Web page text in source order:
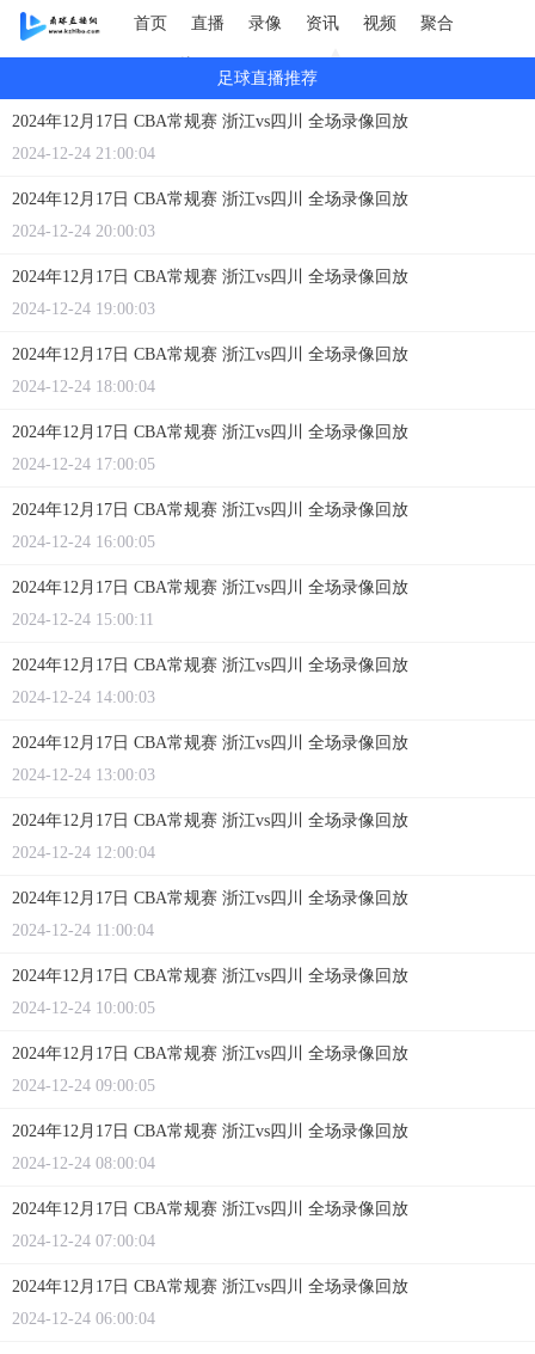
首页 直播 录像 资讯 视频 聚合
足球直播推荐
2024年12月17日 CBA常规赛 浙江vs四川 全场录像回放
2024-12-24 21:00:04
2024年12月17日 CBA常规赛 浙江vs四川 全场录像回放
2024-12-24 20:00:03
2024年12月17日 CBA常规赛 浙江vs四川 全场录像回放
2024-12-24 19:00:03
2024年12月17日 CBA常规赛 浙江vs四川 全场录像回放
2024-12-24 18:00:04
2024年12月17日 CBA常规赛 浙江vs四川 全场录像回放
2024-12-24 17:00:05
2024年12月17日 CBA常规赛 浙江vs四川 全场录像回放
2024-12-24 16:00:05
2024年12月17日 CBA常规赛 浙江vs四川 全场录像回放
2024-12-24 15:00:11
2024年12月17日 CBA常规赛 浙江vs四川 全场录像回放
2024-12-24 14:00:03
2024年12月17日 CBA常规赛 浙江vs四川 全场录像回放
2024-12-24 13:00:03
2024年12月17日 CBA常规赛 浙江vs四川 全场录像回放
2024-12-24 12:00:04
2024年12月17日 CBA常规赛 浙江vs四川 全场录像回放
2024-12-24 11:00:04
2024年12月17日 CBA常规赛 浙江vs四川 全场录像回放
2024-12-24 10:00:05
2024年12月17日 CBA常规赛 浙江vs四川 全场录像回放
2024-12-24 09:00:05
2024年12月17日 CBA常规赛 浙江vs四川 全场录像回放
2024-12-24 08:00:04
2024年12月17日 CBA常规赛 浙江vs四川 全场录像回放
2024-12-24 07:00:04
2024年12月17日 CBA常规赛 浙江vs四川 全场录像回放
2024-12-24 06:00:04